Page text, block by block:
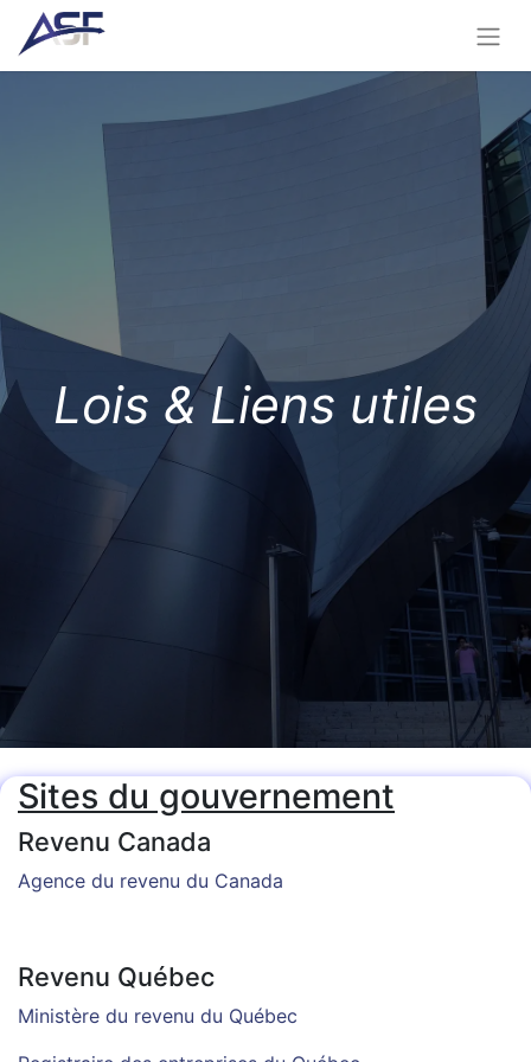
Lois & Liens utiles
Sites du gouvernement
Revenu Canada
​Agence du revenu du Canada
Revenu Québec
​​​​​​​​​​​​​​​​​​​​​​​​​​​​​​​​​​​​​​​​​​​​​​​​​​​​​​​​​​​​​​​​​​​​​​​​M​i​n​i​s​t​è​r​e​ ​d​u​ ​r​e​v​en​u​ ​d​u​ ​Q​u​é​be​c